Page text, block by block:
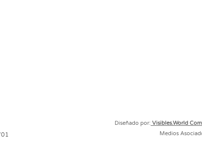
Diseñado por: Visibles.World
Medios